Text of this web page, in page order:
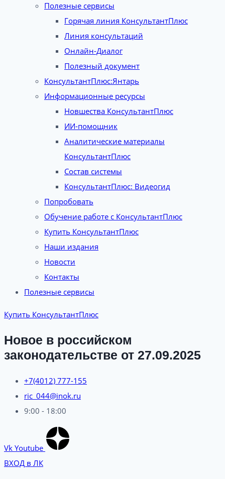
Полезные сервисы
Горячая линия КонсультантПлюс
Линия консультаций
Онлайн-Диалог
Полезный документ
КонсультантПлюс:Янтарь
Информационные ресурсы
Новшества КонсультантПлюс
ИИ-помощник
Аналитические материалы
КонсультантПлюс
Состав системы
КонсультантПлюс: Видеогид
Попробовать
Обучение работе с КонсультантПлюс
Купить КонсультантПлюс
Наши издания
Новости
Контакты
Полезные сервисы
Купить КонсультантПлюс
Новое в российском
законодательстве от 27.09.2025
+7(4012) 777-155
ric_044@inok.ru
9:00 - 18:00
Vk Youtube
ВХОД в ЛК